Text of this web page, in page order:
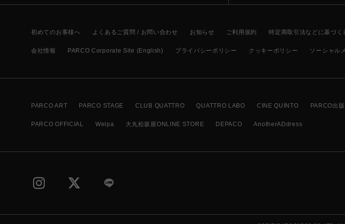
初めてのお客様へ よくあるご質問 / お問い合わせ お知らせ ご利用規約 特定商取引法などに基づく
会社情報 PARCO Corporate Site (English) プライバシーポリシー クッキーポリシー ソーシャル
PARCO ART PARCO STAGE CLUB QUATTRO QUATTRO LABO CINE QUINTO PARCO出版
PARCO OFFICIAL Welpa 大丸松坂屋ONLINE STORE DEPACO AnotherADdress